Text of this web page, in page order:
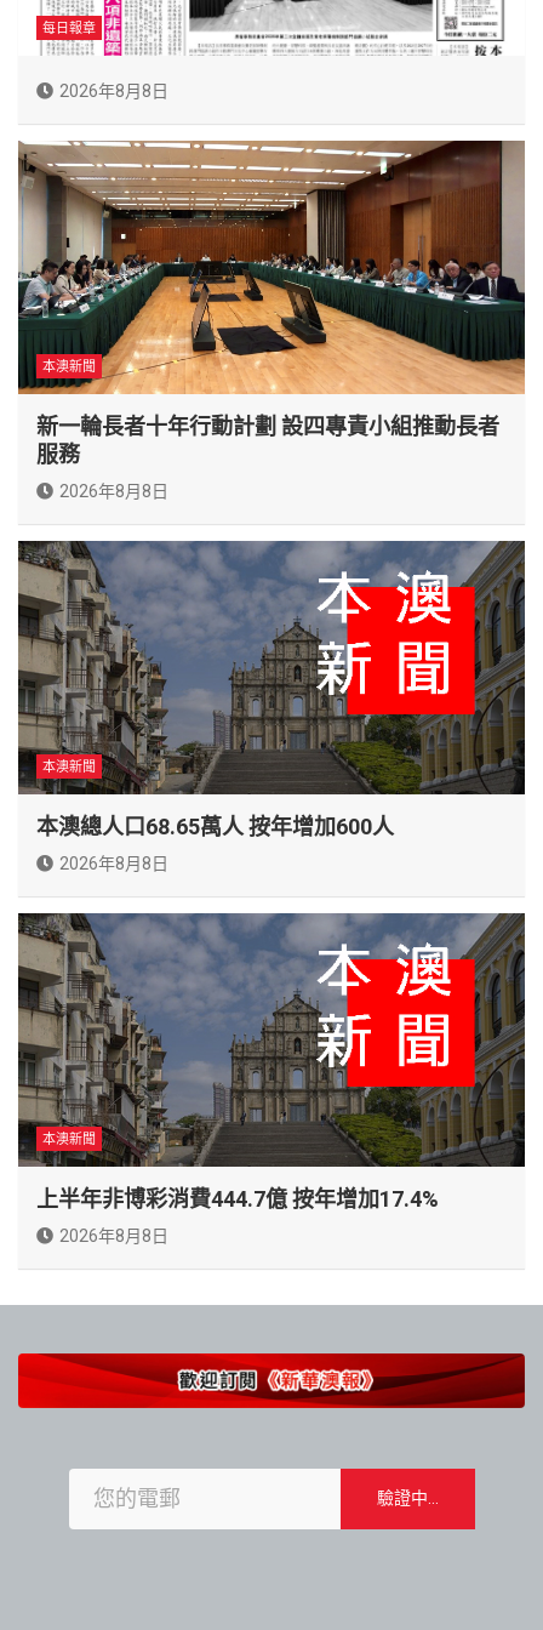
每日報章
2026年8月8日
本澳新聞
新一輪長者十年行動計劃 設四專責小組推動長者
服務
2026年8月8日
本澳新聞
本澳總人口68.65萬人 按年增加600人
2026年8月8日
本澳新聞
上半年非博彩消費444.7億 按年增加17.4%
2026年8月8日